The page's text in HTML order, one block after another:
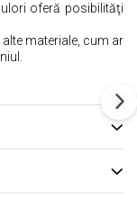
oferă posibilităţi
materiale, cum ar